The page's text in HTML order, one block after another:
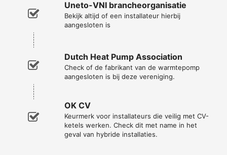
Uneto-VNI brancheorganisatie
Bekijk altijd of een installateur hierbij
aangesloten is
Dutch Heat Pump Association
Check of de fabrikant van de warmtepomp
aangesloten is bij deze vereniging.
OK CV
Keurmerk voor installateurs die veilig met CV-
ketels werken. Check dit met name in het
geval van hybride installaties.